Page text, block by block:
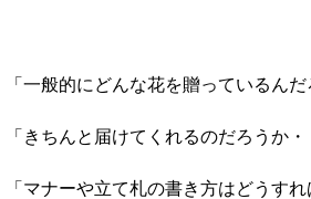
「一般的にどんな花を贈っているんだ
「きちんと届けてくれるのだろうか・
「マナーや立て札の書き方はどうすれ